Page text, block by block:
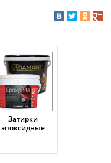
Затирки
эпоксидные